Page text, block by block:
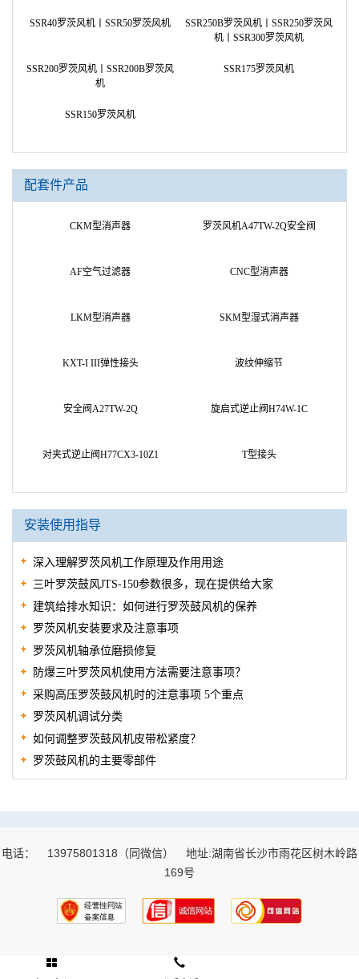
SSR40罗茨风机丨SSR50罗茨风机
SSR250B罗茨风机丨SSR250罗茨风
机丨SSR300罗茨风机
SSR200罗茨风机丨SSR200B罗茨风
机
SSR175罗茨风机
SSR150罗茨风机
配套件产品
CKM型消声器 罗茨风机A47TW-2Q安全阀
AF空气过滤器 CNC型消声器
LKM型消声器 SKM型湿式消声器
KXT-I III弹性接头 波纹伸缩节
安全阀A27TW-2Q 旋启式逆止阀H74W-1C
对夹式逆止阀H77CX3-10Z1 T型接头
安装使用指导
深入理解罗茨风机工作原理及作用用途
三叶罗茨鼓风JTS-150参数很多，现在提供给大家
建筑给排水知识：如何进行罗茨鼓风机的保养
罗茨风机安装要求及注意事项
罗茨风机轴承位磨损修复
防爆三叶罗茨风机使用方法需要注意事项？
采购高压罗茨鼓风机时的注意事项 5个重点
罗茨风机调试分类
如何调整罗茨鼓风机皮带松紧度？
罗茨鼓风机的主要零部件
电话： 13975801318（同微信）
地址:湖南省长沙市雨花区树木岭路
169号